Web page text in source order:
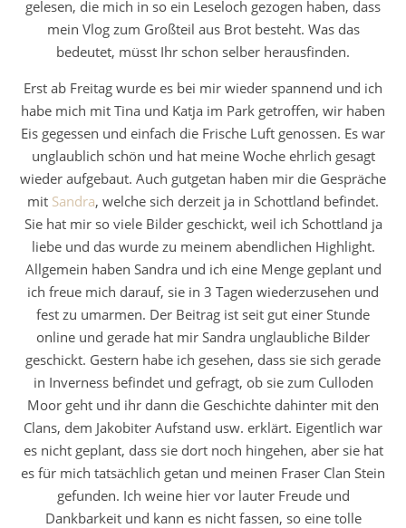
gelesen, die mich in so ein Leseloch gezogen haben, dass
mein Vlog zum Großteil aus Brot besteht. Was das
bedeutet, müsst Ihr schon selber herausfinden.
Erst ab Freitag wurde es bei mir wieder spannend und ich
habe mich mit Tina und Katja im Park getroffen, wir haben
Eis gegessen und einfach die Frische Luft genossen. Es war
unglaublich schön und hat meine Woche ehrlich gesagt
wieder aufgebaut. Auch gutgetan haben mir die Gespräche
mit Sandra, welche sich derzeit ja in Schottland befindet.
Sie hat mir so viele Bilder geschickt, weil ich Schottland ja
liebe und das wurde zu meinem abendlichen Highlight.
Allgemein haben Sandra und ich eine Menge geplant und
ich freue mich darauf, sie in 3 Tagen wiederzusehen und
fest zu umarmen. Der Beitrag ist seit gut einer Stunde
online und gerade hat mir Sandra unglaubliche Bilder
geschickt. Gestern habe ich gesehen, dass sie sich gerade
in Inverness befindet und gefragt, ob sie zum Culloden
Moor geht und ihr dann die Geschichte dahinter mit den
Clans, dem Jakobiter Aufstand usw. erklärt. Eigentlich war
es nicht geplant, dass sie dort noch hingehen, aber sie hat
es für mich tatsächlich getan und meinen Fraser Clan Stein
gefunden. Ich weine hier vor lauter Freude und
Dankbarkeit und kann es nicht fassen, so eine tolle